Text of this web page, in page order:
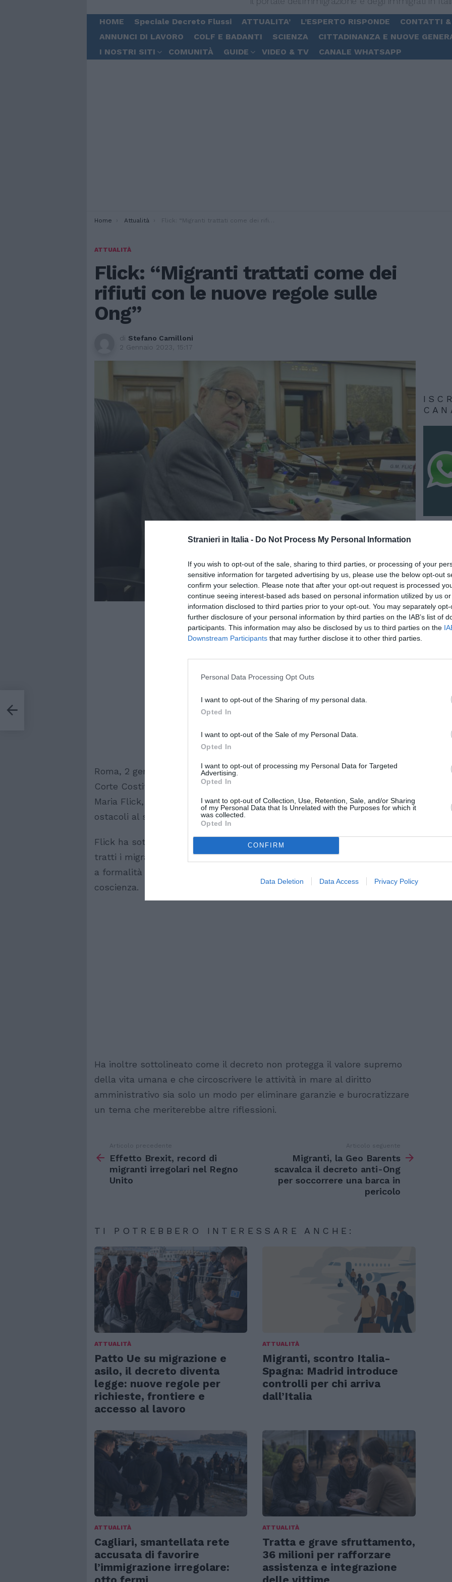
Stranieri in Italia - Do Not Process My Personal Information
If you wish to opt-out of the sale, sharing to third parties, or processing of your
sensitive information for targeted advertising by us, please use the below opt-out
confirm your selection. Please note that after your opt-out request is processed
continue seeing interest-based ads based on personal information utilized by us
information disclosed to third parties prior to your opt-out. You may separately
further disclosure of your personal information by third parties on the IAB’s list of
participants. This information may also be disclosed by us to third parties on the
Downstream Participants that may further disclose it to other third parties.
Personal Data Processing Opt Outs
I want to opt-out of the Sharing of my personal data.
Opted In
I want to opt-out of the Sale of my Personal Data.
Opted In
I want to opt-out of processing my Personal Data for Targeted
Advertising.
Opted In
I want to opt-out of Collection, Use, Retention, Sale, and/or Sharing
of my Personal Data that Is Unrelated with the Purposes for which it
was collected.
Opted In
CONFIRM
Data Deletion Data Access Privacy Policy
HOME Speciale Decreto Flussi ATTUALITA’ L’ESPERTO RISPONDE
CONTATTI
ANNUNCI DI LAVORO
COLF E BADANTI SCIENZA
CITTADINANZA E NUOVE
I NOSTRI SITI
COMUNITÀ GUIDE VIDEO & TV CANALE WHATSAPP
You are here:
Home Attualità Flick: “Migranti trattati come dei rifiuti con le nuove regole sulle Ong”
ATTUALITÀ
Flick: “Migranti trattati come dei
rifiuti con le nuove regole sulle
Ong”
di Stefano Camilloni
2 Gennaio 2023, 15:17
Roma, 2 gennaio 2023 – In un’intervista ad Avvenire, l’ex presidente della
Corte Costituzionale e ex Guardasigilli del primo governo Prodi, Giovanni
Maria Flick, ha criticato il recente decreto sulle Ong perché pone
ostacoli al salvataggio in mare.
Flick ha sottolineato come il decreto impedisca i salvataggi plurimi e
tratti i migranti come “merce deperibile” o “rifiuti pericolosi”, adempiendo
a formalità burocratiche che servono solo a mettere a posto la
coscienza.
Ha inoltre sottolineato come il decreto non protegga il valore supremo
della vita umana e che circoscrivere le attività in mare al diritto
amministrativo sia solo un modo per eliminare garanzie e burocratizzare
un tema che meriterebbe altre riflessioni.
di
Articolo precedente
Effetto Brexit, record di
migranti irregolari nel Regno
Unito
Articolo seguente
Migranti, la Geo Barents
scavalca il decreto anti-Ong
per soccorrere una barca in
pericolo
TI POTREBBERO INTERESSARE ANCHE:
ATTUALITÀ
Patto Ue su migrazione e
asilo, il decreto diventa
legge: nuove regole per
richieste, frontiere e
accesso al lavoro
ATTUALITÀ
Migranti, scontro Italia-
Spagna: Madrid introduce
controlli per chi arriva
dall’Italia
ATTUALITÀ
Cagliari, smantellata rete
accusata di favorire
l’immigrazione irregolare:
ATTUALITÀ
Tratta e grave sfruttamento,
36 milioni per rafforzare
assistenza e integrazione
8
IC
anni
Voci
Al
8